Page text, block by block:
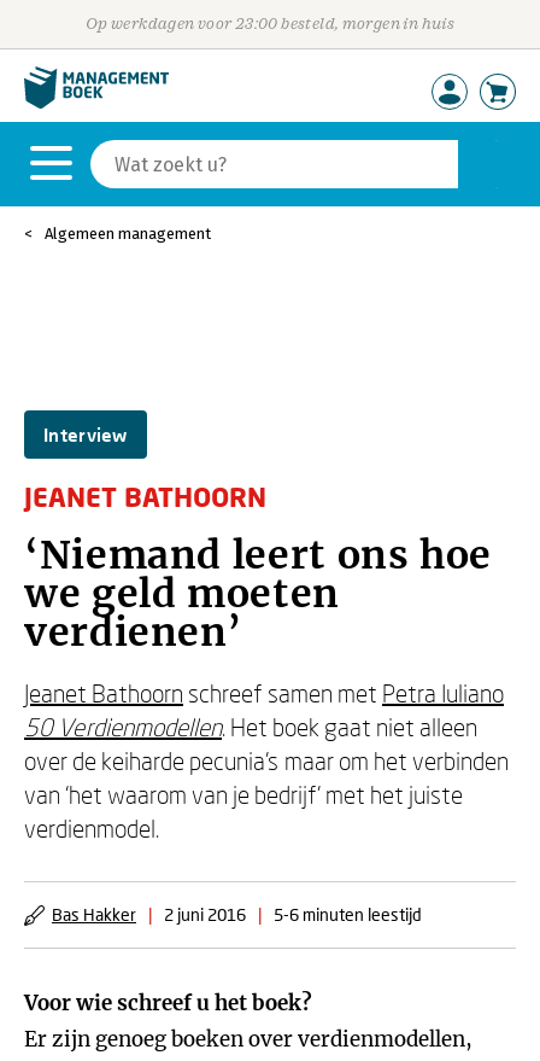
Op werkdagen voor 23:00 besteld, morgen in huis
Algemeen management
Interview
JEANET BATHOORN
‘Niemand leert ons hoe
we geld moeten
verdienen’
Jeanet Bathoorn schreef samen met Petra Iuliano
50 Verdienmodellen. Het boek gaat niet alleen
over de keiharde pecunia’s maar om het verbinden
van ‘het waarom van je bedrijf’ met het juiste
verdienmodel.
Bas Hakker | 2 juni 2016 | 5-6 minuten leestijd
Voor wie schreef u het boek?
Er zijn genoeg boeken over verdienmodellen,